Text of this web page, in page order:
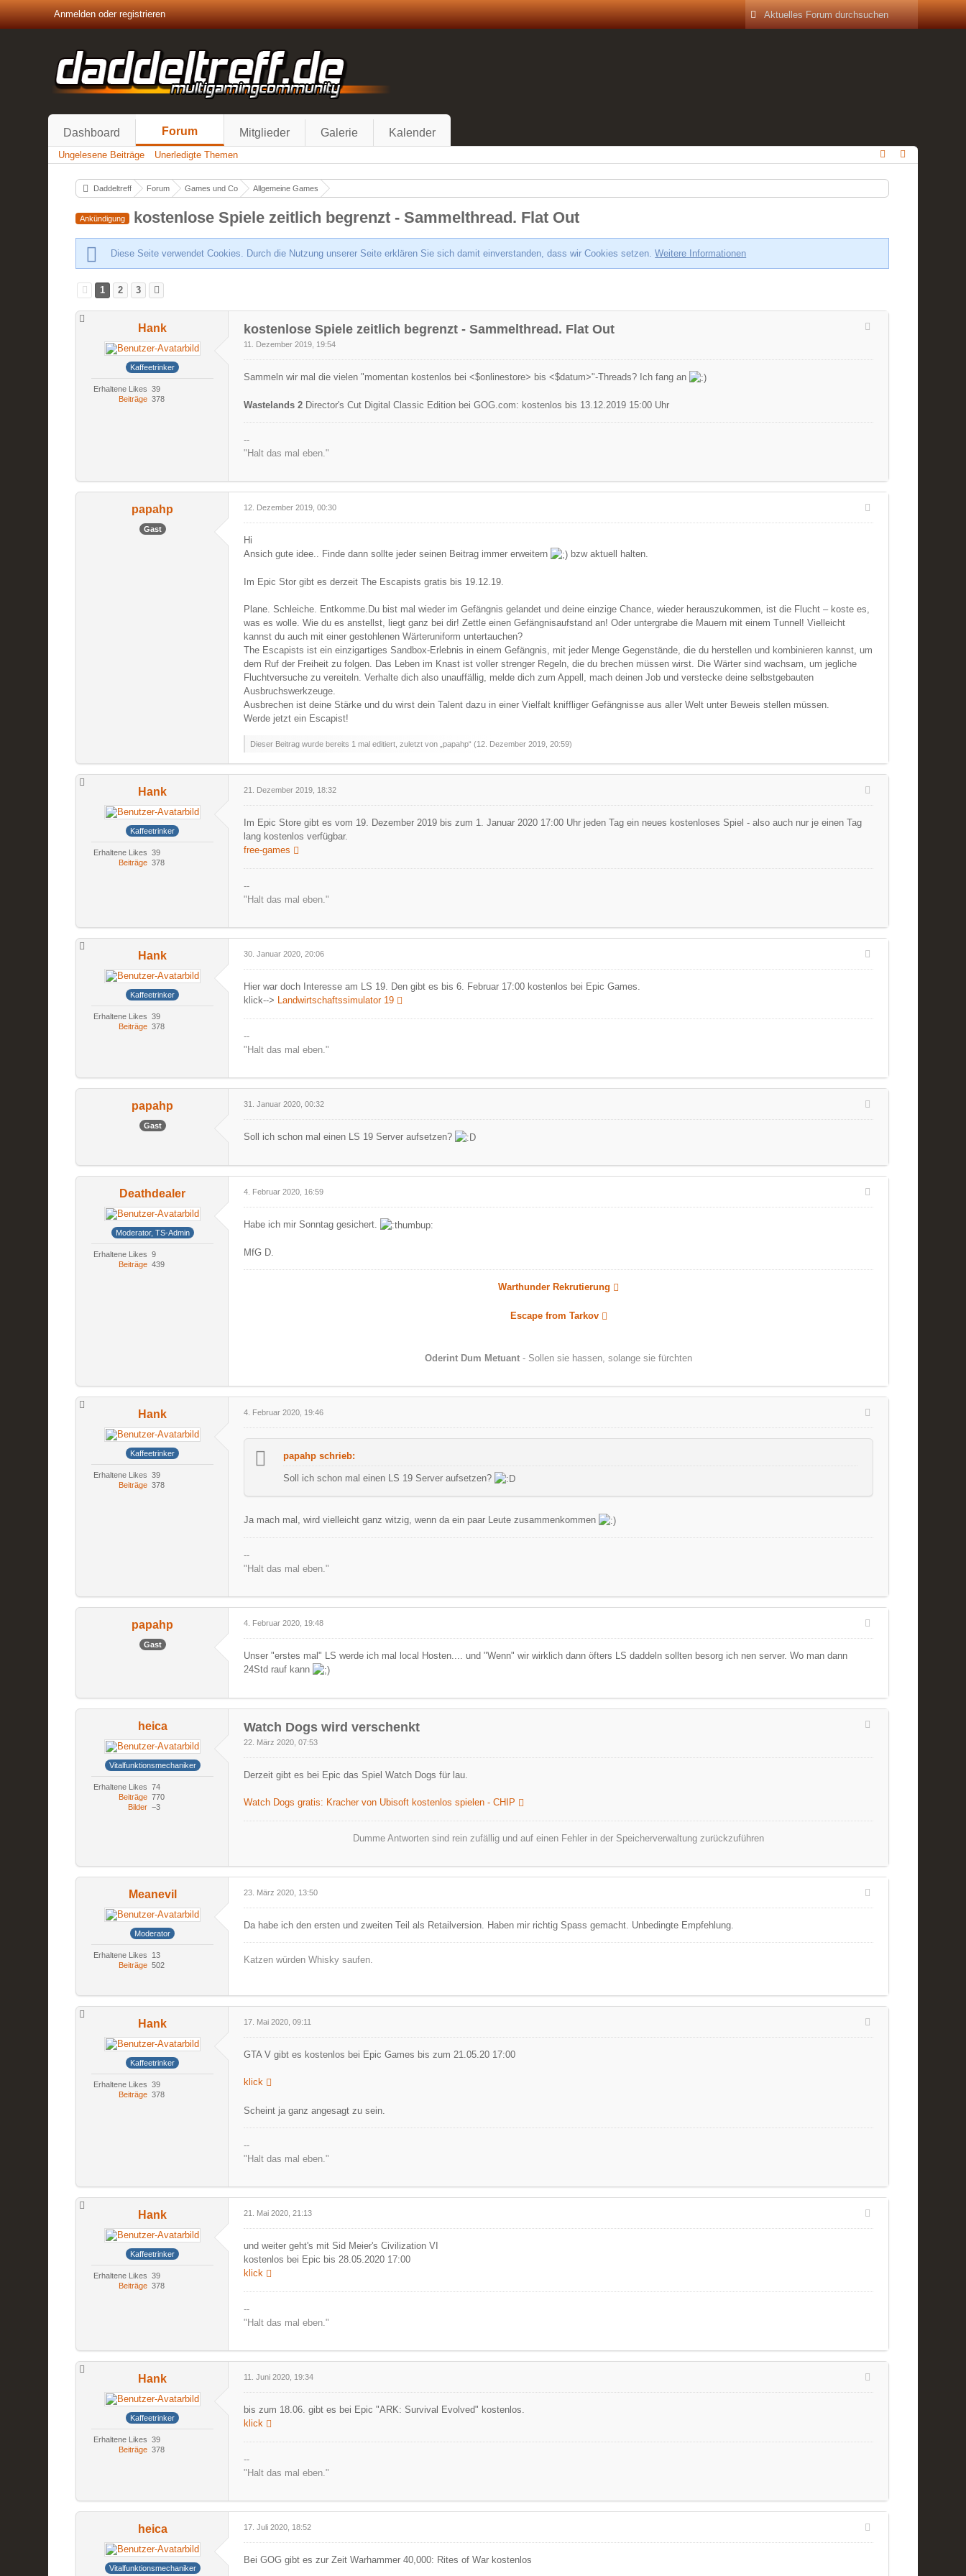
Anmelden oder registrieren
Dashboard Forum Mitglieder Galerie Kalender
Ungelesene Beiträge Unerledigte Themen
Daddeltreff Forum Games und Co Allgemeine Games
Ankündigung kostenlose Spiele zeitlich begrenzt - Sammelthread. Flat Out
Diese Seite verwendet Cookies. Durch die Nutzung unserer Seite erklären Sie sich damit einverstanden, dass wir Cookies setzen.Weitere Informationen
1 2 3
Hank
Kaffeetrinker
Erhaltene Likes 39
Beiträge 378
kostenlose Spiele zeitlich begrenzt - Sammelthread. Flat Out
11. Dezember 2019, 19:54
Sammeln wir mal die vielen "momentan kostenlos bei <$onlinestore> bis <$datum>"-Threads? Ich fang an
Wastelands 2 Director's Cut Digital Classic Edition bei GOG.com: kostenlos bis 13.12.2019 15:00 Uhr
--
"Halt das mal eben."
papahp
Gast
12. Dezember 2019, 00:30
Hi
Ansich gute idee.. Finde dann sollte jeder seinen Beitrag immer erweitern
bzw aktuell halten.
Im Epic Stor gibt es derzeit The Escapists gratis bis 19.12.19.
Plane. Schleiche. Entkomme.Du bist mal wieder im Gefängnis gelandet und deine einzige Chance, wieder herauszukommen, ist die Flucht – koste es,
was es wolle. Wie du es anstellst, liegt ganz bei dir! Zettle einen Gefängnisaufstand an! Oder untergrabe die Mauern mit einem Tunnel! Vielleicht
kannst du auch mit einer gestohlenen Wärteruniform untertauchen?
The Escapists ist ein einzigartiges Sandbox-Erlebnis in einem Gefängnis, mit jeder Menge Gegenstände, die du herstellen und kombinieren kannst, um
dem Ruf der Freiheit zu folgen. Das Leben im Knast ist voller strenger Regeln, die du brechen müssen wirst. Die Wärter sind wachsam, um jegliche
Fluchtversuche zu vereiteln. Verhalte dich also unauffällig, melde dich zum Appell, mach deinen Job und verstecke deine selbstgebauten
Ausbruchswerkzeuge.
Ausbrechen ist deine Stärke und du wirst dein Talent dazu in einer Vielfalt kniffliger Gefängnisse aus aller Welt unter Beweis stellen müssen.
Werde jetzt ein Escapist!
Dieser Beitrag wurde bereits 1 mal editiert, zuletzt von „papahp“ (12. Dezember 2019, 20:59)
Hank
Kaffeetrinker
Erhaltene Likes 39
Beiträge 378
21. Dezember 2019, 18:32
Im Epic Store gibt es vom 19. Dezember 2019 bis zum 1. Januar 2020 17:00 Uhr jeden Tag ein neues kostenloses Spiel - also auch nur je einen Tag
lang kostenlos verfügbar.
free-games
--
"Halt das mal eben."
Hank
Kaffeetrinker
Erhaltene Likes 39
Beiträge 378
30. Januar 2020, 20:06
Hier war doch Interesse am LS 19. Den gibt es bis 6. Februar 17:00 kostenlos bei Epic Games.
klick--> Landwirtschaftssimulator 19
--
"Halt das mal eben."
papahp
Gast
31. Januar 2020, 00:32
Soll ich schon mal einen LS 19 Server aufsetzen?
Deathdealer
Moderator, TS-Admin
Erhaltene Likes 9
Beiträge 439
4. Februar 2020, 16:59
Habe ich mir Sonntag gesichert.
MfG D.
Warthunder Rekrutierung
Escape from Tarkov
Oderint Dum Metuant - Sollen sie hassen, solange sie fürchten
Hank
Kaffeetrinker
Erhaltene Likes 39
Beiträge 378
4. Februar 2020, 19:46
papahp schrieb:
Soll ich schon mal einen LS 19 Server aufsetzen?
Ja mach mal, wird vielleicht ganz witzig, wenn da ein paar Leute zusammenkommen
--
"Halt das mal eben."
papahp
Gast
4. Februar 2020, 19:48
Unser "erstes mal" LS werde ich mal local Hosten.... und "Wenn" wir wirklich dann öfters LS daddeln sollten besorg ich nen server. Wo man dann
24Std rauf kann
heica
Vitalfunktionsmechaniker
Erhaltene Likes 74
Beiträge 770
Bilder −3
Watch Dogs wird verschenkt
22. März 2020, 07:53
Derzeit gibt es bei Epic das Spiel Watch Dogs für lau.
Watch Dogs gratis: Kracher von Ubisoft kostenlos spielen - CHIP
Dumme Antworten sind rein zufällig und auf einen Fehler in der Speicherverwaltung zurückzuführen
Meanevil
Moderator
Erhaltene Likes
13
Beiträge 502
23. März 2020, 13:50
Da habe ich den ersten und zweiten Teil als Retailversion. Haben mir richtig Spass gemacht. Unbedingte Empfehlung.
Katzen würden Whisky saufen.
Hank
Kaffeetrinker
Erhaltene Likes 39
Beiträge 378
17. Mai 2020, 09:11
GTA V gibt es kostenlos bei Epic Games bis zum 21.05.20 17:00
klick
Scheint ja ganz angesagt zu sein.
--
"Halt das mal eben."
Hank
Kaffeetrinker
Erhaltene Likes 39
Beiträge 378
21. Mai 2020, 21:13
und weiter geht's mit Sid Meier's Civilization VI
kostenlos bei Epic bis 28.05.2020 17:00
klick
--
"Halt das mal eben."
Hank
Kaffeetrinker
Erhaltene Likes 39
Beiträge 378
11. Juni 2020, 19:34
bis zum 18.06. gibt es bei Epic "ARK: Survival Evolved" kostenlos.
klick
--
"Halt das mal eben."
heica
Vitalfunktionsmechaniker
17. Juli 2020, 18:52
Bei GOG gibt es zur Zeit Warhammer 40,000: Rites of War kostenlos